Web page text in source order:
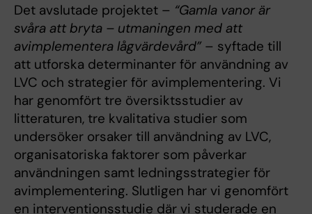
Det avslutade projektet – “Gamla vanor är
svåra att bryta – utmaningen med att
avimplementera lågvärdevård”– syftade till
att utforska determinanter för användning av
LVC och strategier för avimplementering. Vi
har genomfört tre översiktsstudier av
litteraturen, tre kvalitativa studier som
undersöker orsaker till användning av LVC,
organisatoriska faktorer som påverkar
användningen samt ledningsstrategier för
avimplementering. Slutligen har vi genomfört
en interventionsstudie där vi studerade en